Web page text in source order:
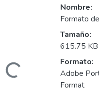
Nombre:
Formato
Tamaño:
615.75 KB
Formato:
Adobe
Format